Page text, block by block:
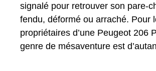
signalé pour retrouver son pare-
fendu, déformé ou arraché. Pour
propriétaires d’une Peugeot 206
genre de mésaventure est